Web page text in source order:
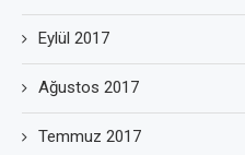
Eylül 2017
Ağustos 2017
Temmuz 2017